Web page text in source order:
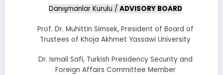
Danışmanlar Kurulu / ADVISORY BOARD
Prof. Dr. Muhittin Simsek, President of Board of
Trustees of Khoja Akhmet Yassawi University
Dr. Ismail Safi, Turkish Presidency Security and
Foreign Affairs Committee Member